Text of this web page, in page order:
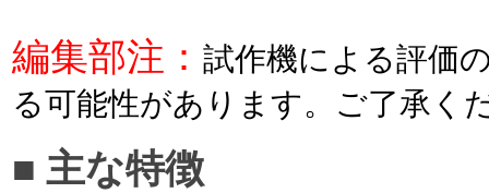
編集部注： 試作機による評価
る可能性があります。ご了承く
■ 主な特徴